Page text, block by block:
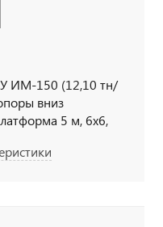
ИМ-150 (12,10 тн/
вниз
5 м, 6х6,